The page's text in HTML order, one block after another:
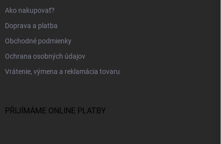
Ako nakupovať?
Doprava a platba
Obchodné podmienky
Ochrana osobných údajov
Vrátenie, výmena a reklamácia tovaru
PŘIJÍMÁME ONLINE PLATBY